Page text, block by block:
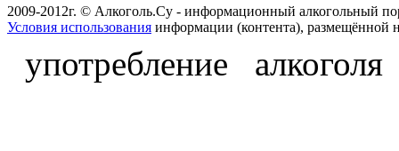
2009-2012г. © Алкоголь.Су - информационный алкогольный
Условия использования информации (контента), размещённой
употребление